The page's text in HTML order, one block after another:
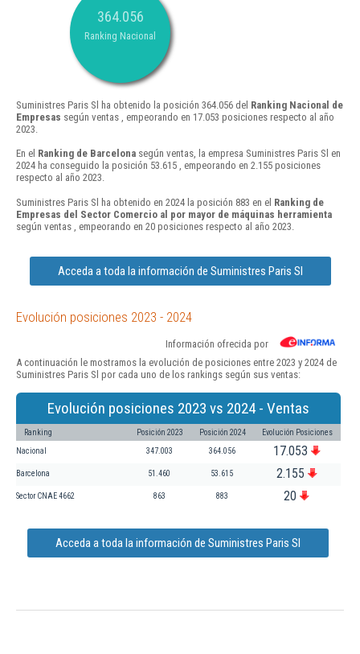
364.056
Ranking Nacional
Suministres Paris Sl ha obtenido la posición 364.056 del Ranking Nacional de
Empresas según ventas , empeorando en 17.053 posiciones respecto al año
2023.
En el Ranking de Barcelona según ventas, la empresa Suministres Paris Sl en
2024 ha conseguido la posición 53.615 , empeorando en 2.155 posiciones
respecto al año 2023.
Suministres Paris Sl ha obtenido en 2024 la posición 883 en el Ranking de
Empresas del Sector Comercio al por mayor de máquinas herramienta
según ventas , empeorando en 20 posiciones respecto al año 2023.
Acceda a toda la información de Suministres Paris Sl
Evolución posiciones 2023 - 2024
Información ofrecida por
A continuación le mostramos la evolución de posiciones entre 2023 y 2024 de
Suministres Paris Sl por cada uno de los rankings según sus ventas:
Evolución posiciones 2023 vs 2024 - Ventas
Ranking Posición 2023 Posición 2024 Evolución Posiciones
Nacional 347.003 364.056 17.053
Barcelona 51.460 53.615 2.155
Sector CNAE 4662 863 883 20
Acceda a toda la información de Suministres Paris Sl